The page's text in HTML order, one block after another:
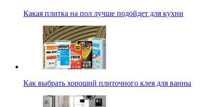
Какая плитка на пол лучше подойдет для кухни
Как выбрать хороший плиточного клея для ванны